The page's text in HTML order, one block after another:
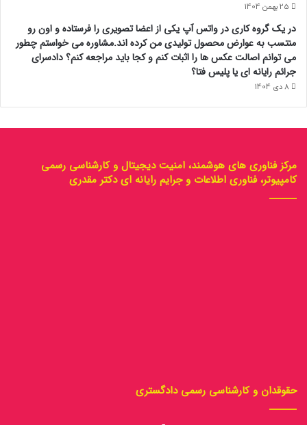
25 بهمن 1404
در یک گروه کاری در واتس آپ یکی از اعضا تصویری را فرستاده و اون رو
منتسب به عوارض محصول تولیدی من کرده اند.مشاوره می خواستم چطور
می توانم اصالت عکس ها را اثبات کنم و کجا باید مراجعه کنم؟ دادسرای
جرائم رایانه ای یا پلیس فتا؟
8 دی 1404
مرکز فناوری های هوشمند، امنیت دیجیتال و کارشناسی رسمی
کامپیوتر، فناوری اطلاعات و جرایم رایانه ای دکتر مقدری
حقوقدان و کارشناسی رسمی دادگستری